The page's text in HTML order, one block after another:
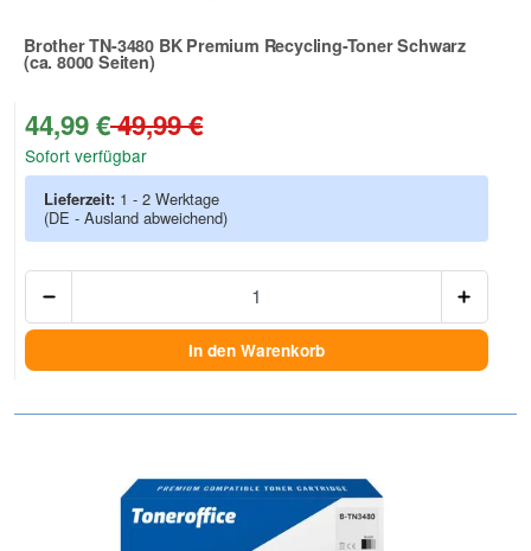
Brother TN-3480 BK Premium Recycling-Toner Schwarz
(ca. 8000 Seiten)
Zur Artikelbewertung
44,99 €49,99 €
Sofort verfügbar
Lieferzeit: 1 - 2 Werktage
(DE - Ausland abweichend)
In den Warenkorb